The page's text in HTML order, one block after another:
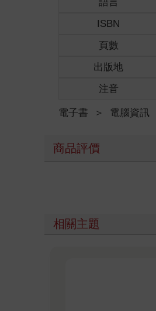
語言
ISBN
頁數
出版地
注音
電子書 ＞ 電腦資訊
商品評價
相關主題